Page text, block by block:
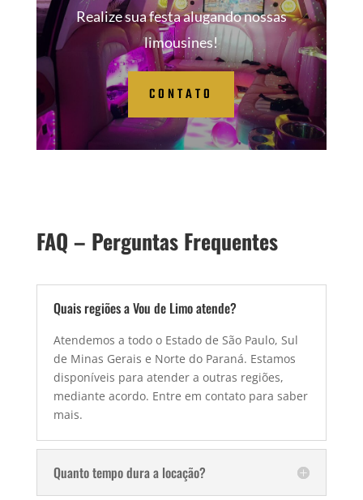
Realize sua festa alugando nossas
limousines!
CONTATO
FAQ – Perguntas Frequentes
Quais regiões a Vou de Limo atende?
Atendemos a todo o Estado de São Paulo, Sul
de Minas Gerais e Norte do Paraná. Estamos
disponíveis para atender a outras regiões,
mediante acordo. Entre em contato para saber
mais.
Quanto tempo dura a locação?